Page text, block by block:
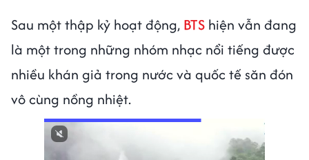
Sau một thập kỷ hoạt động, BTS hiện vẫn đang
là một trong những nhóm nhạc nổi tiếng được
nhiều khán giả trong nước và quốc tế săn đón
vô cùng nồng nhiệt.